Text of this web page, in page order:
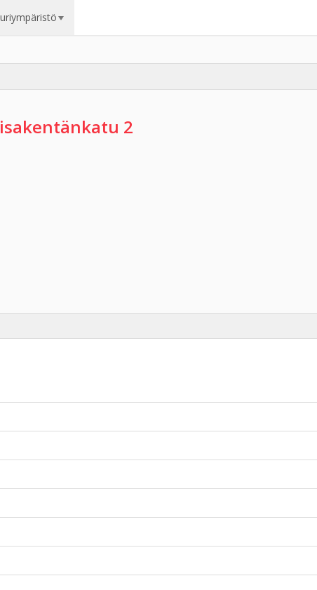
2